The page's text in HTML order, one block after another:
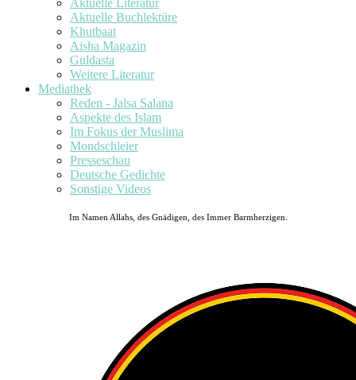
Aktuelle Literatur
Aktuelle Buchlektüre
Khutbaat
Aisha Magazin
Guldasta
Weitere Literatur
Mediathek
Reden - Jalsa Salana
Aspekte des Islam
Im Fokus der Muslima
Mondschleier
Presseschau
Deutsche Gedichte
Sonstige Videos
Im Namen Allahs, des Gnädigen, des Immer Barmherzigen.